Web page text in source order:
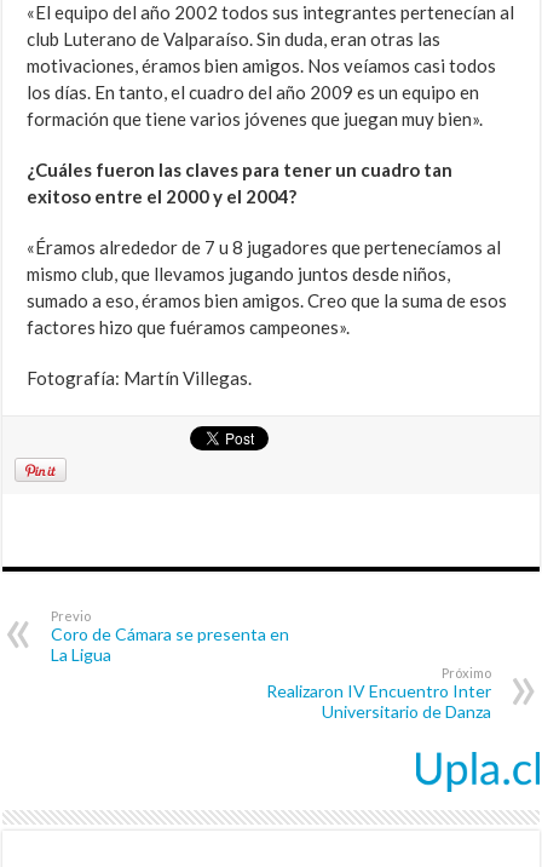
«El equipo del año 2002 todos sus integrantes pertenecían al
club Luterano de Valparaíso. Sin duda, eran otras las
motivaciones, éramos bien amigos. Nos veíamos casi todos
los días. En tanto, el cuadro del año 2009 es un equipo en
formación que tiene varios jóvenes que juegan muy bien».
¿Cuáles fueron las claves para tener un cuadro tan
exitoso entre el 2000 y el 2004?
«Éramos alrededor de 7 u 8 jugadores que pertenecíamos al
mismo club, que llevamos jugando juntos desde niños,
sumado a eso, éramos bien amigos. Creo que la suma de esos
factores hizo que fuéramos campeones».
Fotografía: Martín Villegas.
Previo
Coro de Cámara se presenta en
La Ligua
Próximo
Realizaron IV Encuentro Inter
Universitario de Danza